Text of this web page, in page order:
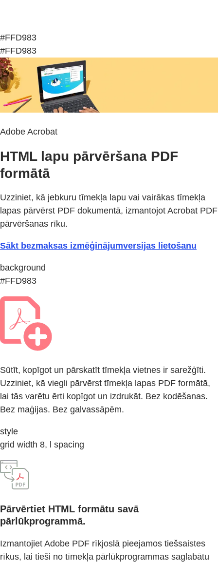
#FFD983
#FFD983
Adobe Acrobat
HTML lapu pārvēršana PDF
formātā
Uzziniet, kā jebkuru tīmekļa lapu vai vairākas tīmekļa
lapas pārvērst PDF dokumentā, izmantojot Acrobat PDF
pārvēršanas rīku.
Sākt bezmaksas izmēģinājumversijas lietošanu
background
#FFD983
Sūtīt, kopīgot un pārskatīt tīmekļa vietnes ir sarežģīti.
Uzziniet, kā viegli pārvērst tīmekļa lapas PDF formātā,
lai tās varētu ērti kopīgot un izdrukāt. Bez kodēšanas.
Bez maģijas. Bez galvassāpēm.
style
grid width 8, l spacing
Pārvērtiet HTML formātu savā
pārlūkprogrammā.
Izmantojiet Adobe PDF rīkjoslā pieejamos tiešsaistes
rīkus, lai tieši no tīmekļa pārlūkprogrammas saglabātu